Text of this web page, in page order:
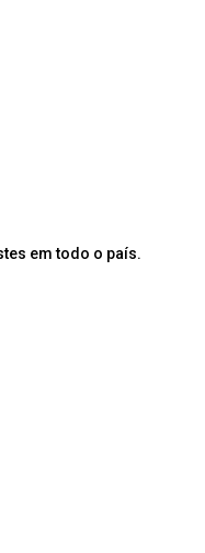
em todo o país.